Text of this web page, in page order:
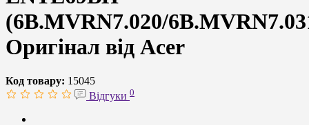
(6B.MVRN7.020/
Оригінал від Acer
Код товару: 15045
Відгуки 0